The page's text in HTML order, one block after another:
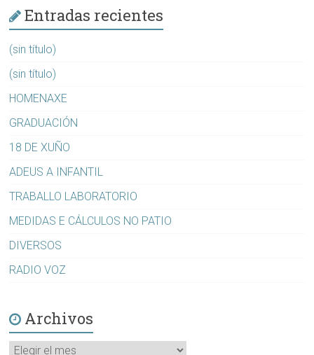
Entradas recientes
(sin título)
(sin título)
HOMENAXE
GRADUACIÓN
18 DE XUÑO
ADEUS A INFANTIL
TRABALLO LABORATORIO
MEDIDAS E CÁLCULOS NO PATIO
DIVERSOS
RADIO VOZ
Archivos
Archivos